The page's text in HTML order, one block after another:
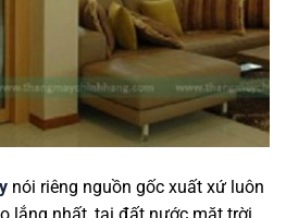
nói riêng nguồn gốc xuất xứ luôn